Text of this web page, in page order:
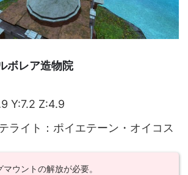
ボレア造物院
Y:7.2 Z:4.9
ライト：ポイエテーン・オイコス
マウントの解放が必要。